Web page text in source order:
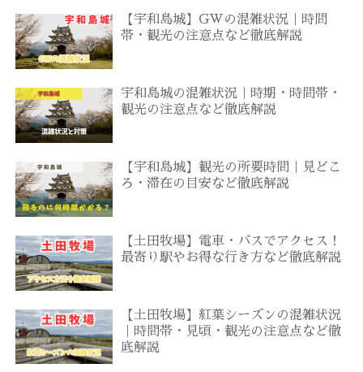
【宇和島城】GWの混雑状況｜時間
帯・観光の注意点など徹底解説
宇和島城の混雑状況｜時期・時間帯・
観光の注意点など徹底解説
【宇和島城】観光の所要時間｜見どこ
ろ・滞在の目安など徹底解説
【土田牧場】電車・バスでアクセス！
最寄り駅やお得な行き方など徹底解説
【土田牧場】紅葉シーズンの混雑状況
｜時間帯・見頃・観光の注意点など徹
底解説